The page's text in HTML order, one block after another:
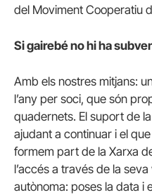
del Moviment Cooperatiu
Si gairebé no hi ha
Amb els nostres mitjans:
l’any per soci, que són
quadernets. El suport de
ajudant a continuar i el
formem part de la Xarxa
l’accés a través de la
autònoma: poses la data i